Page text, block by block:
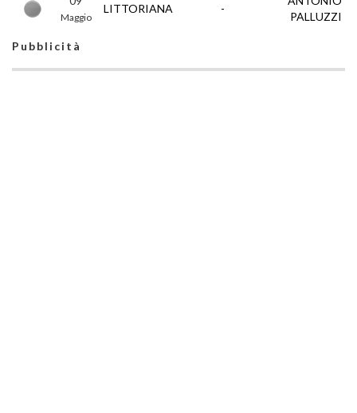
Maggio
LITTORIANA -
PALLUZZI
Pubblicità